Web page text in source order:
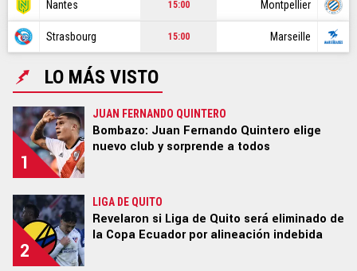
SPOILER
Ediciones: | US EDITION | US LATINO | ARGENTINA
BRASIL | COLOMBIA | MÉXICO | PERÚ | GLOBAL
ECUADOR |
STAFF | CONTACTO | Escribe en Bolavip
Futbolcentroamerica
Nantes 15:00 Montpellier
Strasbourg 15:00 Marseille
LO MÁS VISTO
1
JUAN FERNANDO QUINTERO
Bombazo: Juan Fernando Quintero elige
nuevo club y sorprende a todos
2
LIGA DE QUITO
Revelaron si Liga de Quito será eliminado de
la Copa Ecuador por alineación indebida